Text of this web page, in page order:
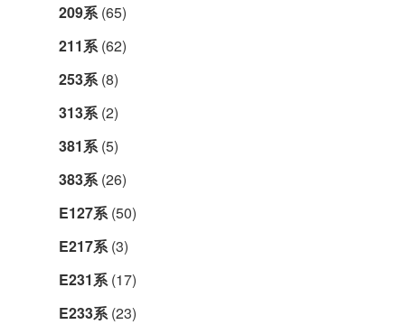
209系(65)
211系(62)
253系(8)
313系(2)
381系(5)
383系(26)
E127系(50)
E217系(3)
E231系(17)
E233系(23)